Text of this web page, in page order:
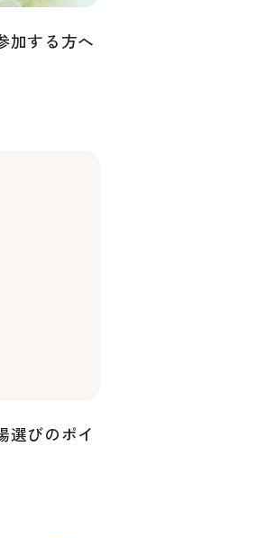
加する方へ
選びのポイ